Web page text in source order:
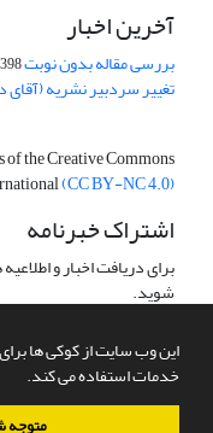
این وب سایت از کوکی ها برای
خدمات استفاده می کند.
آخرین اخبار
بررسی مقاله بدون نوبت11-01
تغییر سردبیر نشریه
of the Creative Commons
(CC BY-NC 4.0)
اشتراک خبرنامه
برای دریافت اخبار و
شوید.